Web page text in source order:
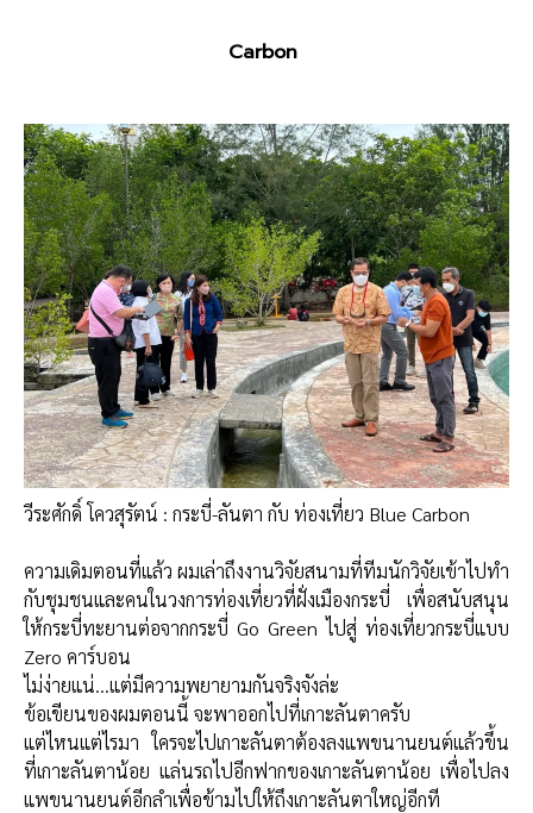
Carbon
วีระศักดิ์ โควสุรัตน์ : กระบี่-ลันตา กับ ท่องเที่ยว Blue Carbon
ความเดิมตอนที่แล้ว ผมเล่าถึงงานวิจัยสนามที่ทีมนักวิจัยเข้าไปทำ
กับชุมชนและคนในวงการท่องเที่ยวที่ฝั่งเมืองกระบี่ เพื่อสนับสนุน
ให้กระบี่ทะยานต่อจากกระบี่ Go Green ไปสู่ ท่องเที่ยวกระบี่แบบ
Zero คาร์บอน
ไม่ง่ายแน่…แต่มีความพยายามกันจริงจังล่ะ
ข้อเขียนของผมตอนนี้ จะพาออกไปที่เกาะลันตาครับ
แต่ไหนแต่ไรมา ใครจะไปเกาะลันตาต้องลงแพขนานยนต์แล้วขึ้น
ที่เกาะลันตาน้อย แล่นรถไปอีกฟากของเกาะลันตาน้อย เพื่อไปลง
แพขนานยนต์อีกลำเพื่อข้ามไปให้ถึงเกาะลันตาใหญ่อีกที